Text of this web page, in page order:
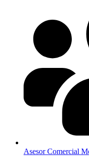
Asesor Comercial